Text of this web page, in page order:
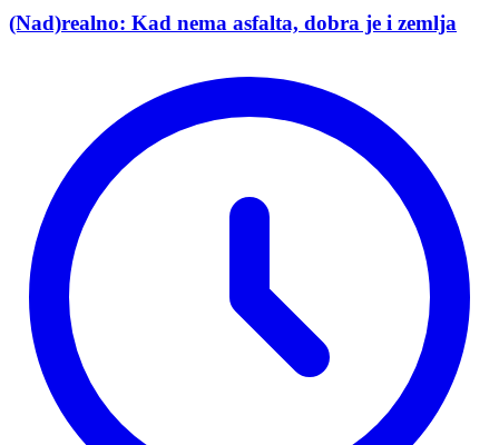
(Nad)realno: Kad nema asfalta, dobra je i zemlja